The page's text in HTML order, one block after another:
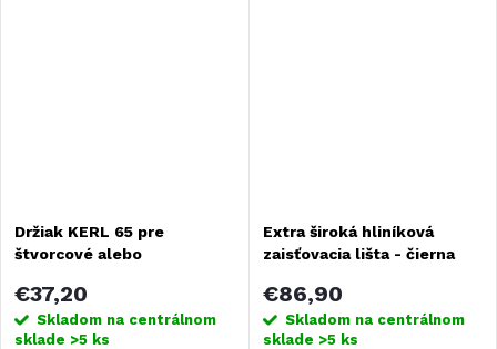
Držiak KERL 65 pre
štvorcové alebo
€37,20
Skladom na centrálnom
sklade >5 ks
Extra široká hliníková
zaisťovacia lišta - čierna
€86,90
Skladom na centrálnom
sklade >5 ks